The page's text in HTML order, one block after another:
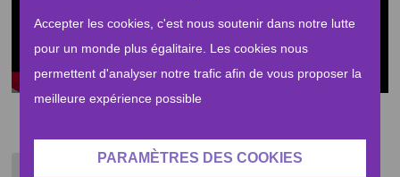
Accepter les cookies, c'est nous soutenir dans notre lutte
pour un monde plus égalitaire. Les cookies nous
permettent d'analyser notre trafic afin de vous proposer la
meilleure expérience possible
PARAMÈTRES DES COOKIES
Play
Seek Current
time
02:09
Par Human Appeal